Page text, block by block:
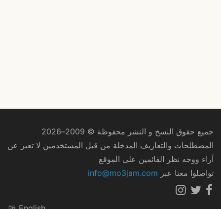
جميع حقوق النسخ و النشر محفوظة © 2009–2026
المصطلحات والتعاريف المدخلة من قبل المستخدمين لا تعبر عن
آراء ووجه نظر القائمين على الموقع
تواصلوا معنا عبر info@mo3jam.com